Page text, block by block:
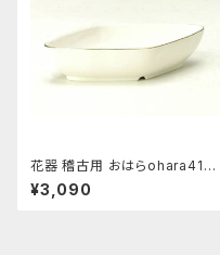
花器 稽古用 おはらohara416
花瓶 フラワーベース
¥3,090